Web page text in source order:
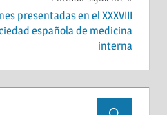
presentadas en el XXXVIII
española de medicina
interna